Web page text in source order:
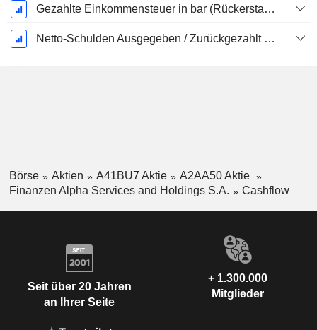
Gezahlte Einkommensteuer in bar (Rückerstattung)
Netto-Schulden Ausgegeben / Zurückgezahlt - (Modellspezifisch)
Börse Aktien A41BU7 Aktie
A2AA50 Aktie
Finanzen Alpha Services and Holdings S.A.
Cashflow
Seit über 20 Jahren
an Ihrer Seite
+ 1.300.000
Mitglieder